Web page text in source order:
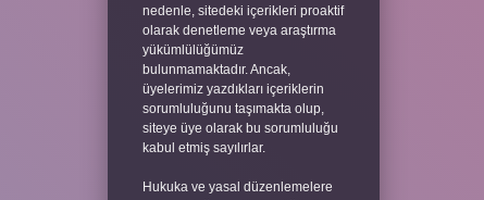
nedenle, sitedeki içerikleri proaktif
olarak denetleme veya araştırma
yükümlülüğümüz
bulunmamaktadır. Ancak,
üyelerimiz yazdıkları içeriklerin
sorumluluğunu taşımakta olup,
siteye üye olarak bu sorumluluğu
kabul etmiş sayılırlar.
Hukuka ve yasal düzenlemelere